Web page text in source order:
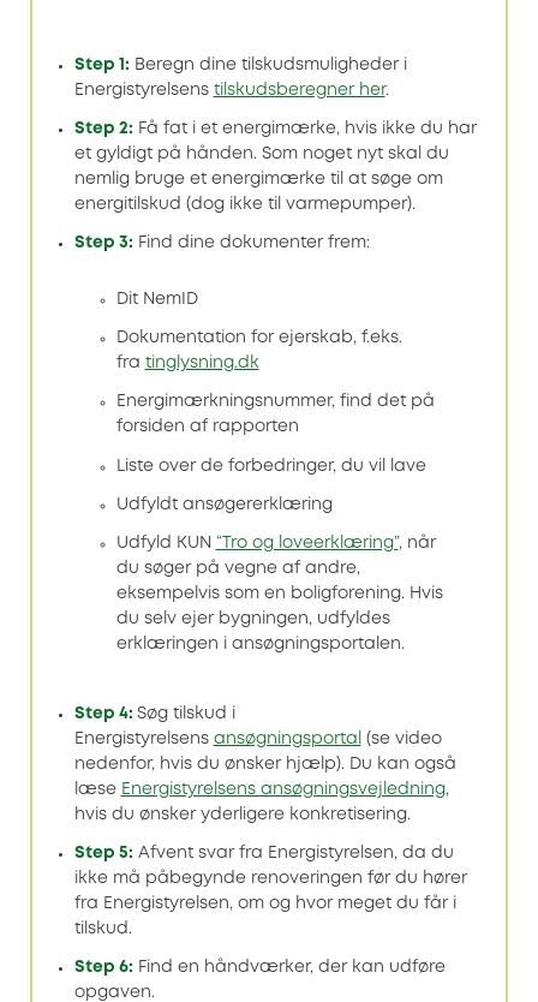
Step 1: Beregn dine tilskudsmuligheder i
Energistyrelsens tilskudsberegner her.
Step 2: Få fat i et energimærke, hvis ikke du har
et gyldigt på hånden. Som noget nyt skal du
nemlig bruge et energimærke til at søge om
energitilskud (dog ikke til varmepumper).
Step 3: Find dine dokumenter frem:
Dit NemID
Dokumentation for ejerskab, f.eks.
fra tinglysning.dk
Energimærkningsnummer, find det på
forsiden af rapporten
Liste over de forbedringer, du vil lave
Udfyldt ansøgererklæring
Udfyld KUN “Tro og loveerklæring”, når
du søger på vegne af andre,
eksempelvis som en boligforening. Hvis
du selv ejer bygningen, udfyldes
erklæringen i ansøgningsportalen.
Step 4: Søg tilskud i
Energistyrelsens ansøgningsportal
(se video
nedenfor, hvis du ønsker hjælp). Du kan også
læse Energistyrelsens ansøgningsvejledning,
hvis du ønsker yderligere konkretisering.
Step 5: Afvent svar fra Energistyrelsen, da du
ikke må påbegynde renoveringen før du hører
fra Energistyrelsen, om og hvor meget du får i
tilskud.
Step 6: Find en håndværker, der kan udføre
opgaven.